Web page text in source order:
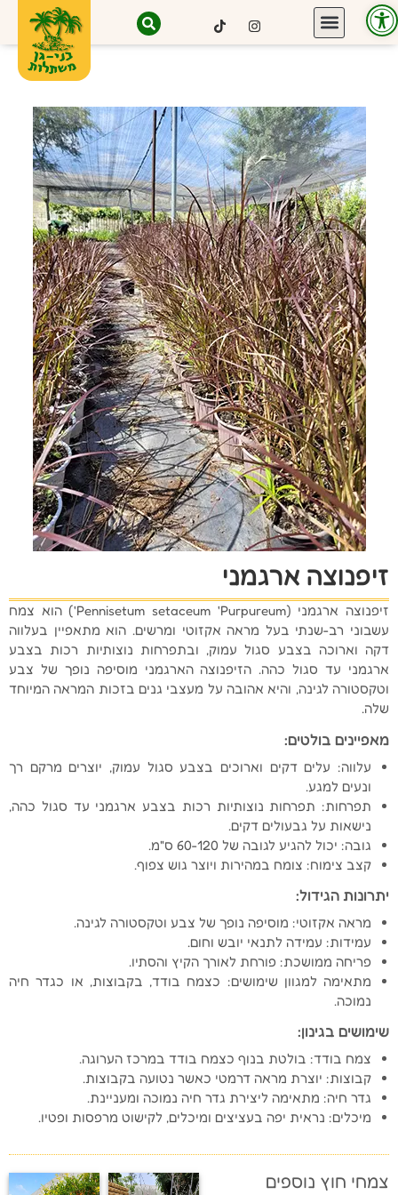
זיפנוצה ארגמני
זיפנוצה ארגמני (Pennisetum setaceum 'Purpureum') הוא צמח
עשבוני רב-שנתי בעל מראה אקזוטי ומרשים. הוא מתאפיין בעלווה
דקה וארוכה בצבע סגול עמוק, ובתפרחות נוצותיות רכות בצבע
ארגמני עד סגול כהה. הזיפנוצה הארגמני מוסיפה נופך של צבע
וטקסטורה לגינה, והיא אהובה על מעצבי גנים בזכות המראה המיוחד
שלה.
מאפיינים בולטים:
עלווה: עלים דקים וארוכים בצבע סגול עמוק, יוצרים מרקם רך
ונעים למגע.
תפרחות: תפרחות נוצותיות רכות בצבע ארגמני עד סגול כהה,
נישאות על גבעולים דקים.
גובה: יכול להגיע לגובה של 60-120 ס"מ.
קצב צימוח: צומח במהירות ויוצר גוש צפוף.
יתרונות הגידול:
מראה אקזוטי: מוסיפה נופך של צבע וטקסטורה לגינה.
עמידות: עמידה לתנאי יובש וחום.
פריחה ממושכת: פורחת לאורך הקיץ והסתיו.
מתאימה למגוון שימושים: כצמח בודד, בקבוצות, או כגדר חיה
נמוכה.
שימושים בגינון:
צמח בודד: בולטת בנוף כצמח בודד במרכז הערוגה.
קבוצות: יוצרת מראה דרמטי כאשר נטועה בקבוצות.
גדר חיה: מתאימה ליצירת גדר חיה נמוכה ומעניינת.
מיכלים: נראית יפה בעציצים ומיכלים, לקישוט מרפסות ופטיו.
צמחי חוץ נוספים